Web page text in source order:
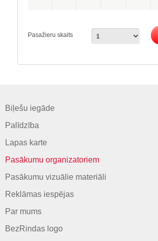
Pasažieru skaits
Biļešu iegāde
Palīdzība
Lapas karte
Pasākumu organizatoriem
Pasākumu vizuālie materiāli
Reklāmas iespējas
Par mums
BezRindas logo